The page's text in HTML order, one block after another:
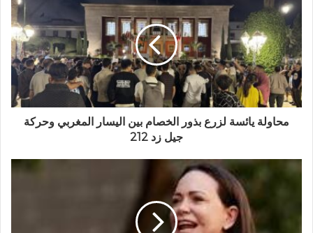
محاولة يائسة لزرع بذور الخصام بين اليسار المغربي وحركة
جيل زد 212